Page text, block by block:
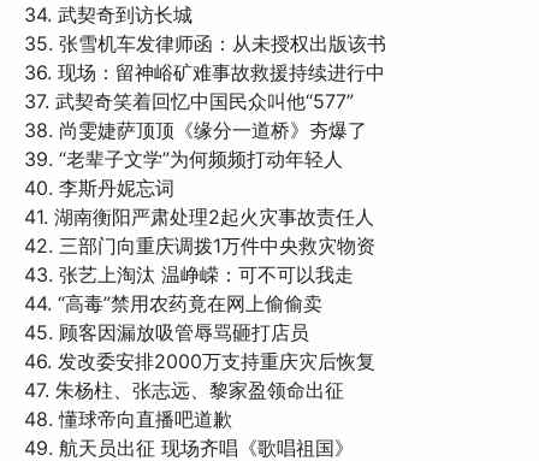
34. 武契奇到访长城
35. 张雪机车发律师函：从未授权出版该书
36. 现场：留神峪矿难事故救援持续进行中
37. 武契奇笑着回忆中国民众叫他“577”
38. 尚雯婕萨顶顶《缘分一道桥》夯爆了
39. “老辈子文学”为何频频打动年轻人
40. 李斯丹妮忘词
41. 湖南衡阳严肃处理2起火灾事故责任人
42. 三部门向重庆调拨1万件中央救灾物资
43. 张艺上淘汰 温峥嵘：可不可以我走
44. “高毒”禁用农药竟在网上偷偷卖
45. 顾客因漏放吸管辱骂砸打店员
46. 发改委安排2000万支持重庆灾后恢复
47. 朱杨柱、张志远、黎家盈领命出征
48. 懂球帝向直播吧道歉
49. 航天员出征 现场齐唱《歌唱祖国》